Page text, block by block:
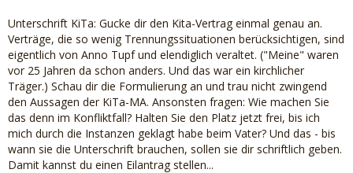
Unterschrift KiTa: Gucke dir den Kita-Vertrag einmal genau an.
Verträge, die so wenig Trennungssituationen berücksichtigen, sind
eigentlich von Anno Tupf und elendiglich veraltet. ("Meine" waren
vor 25 Jahren da schon anders. Und das war ein kirchlicher
Träger.) Schau dir die Formulierung an und trau nicht zwingend
den Aussagen der KiTa-MA. Ansonsten fragen: Wie machen Sie
das denn im Konfliktfall? Halten Sie den Platz jetzt frei, bis ich
mich durch die Instanzen geklagt habe beim Vater? Und das - bis
wann sie die Unterschrift brauchen, sollen sie dir schriftlich geben.
Damit kannst du einen Eilantrag stellen...